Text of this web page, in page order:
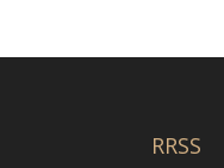
RRSS